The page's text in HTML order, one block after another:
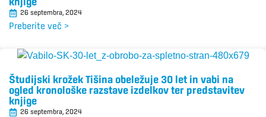
knjige
26 septembra, 2024
Preberite več >
Študijski krožek Tišina obeležuje 30 let in vabi na
ogled kronološke razstave izdelkov ter predstavitev
knjige
26 septembra, 2024